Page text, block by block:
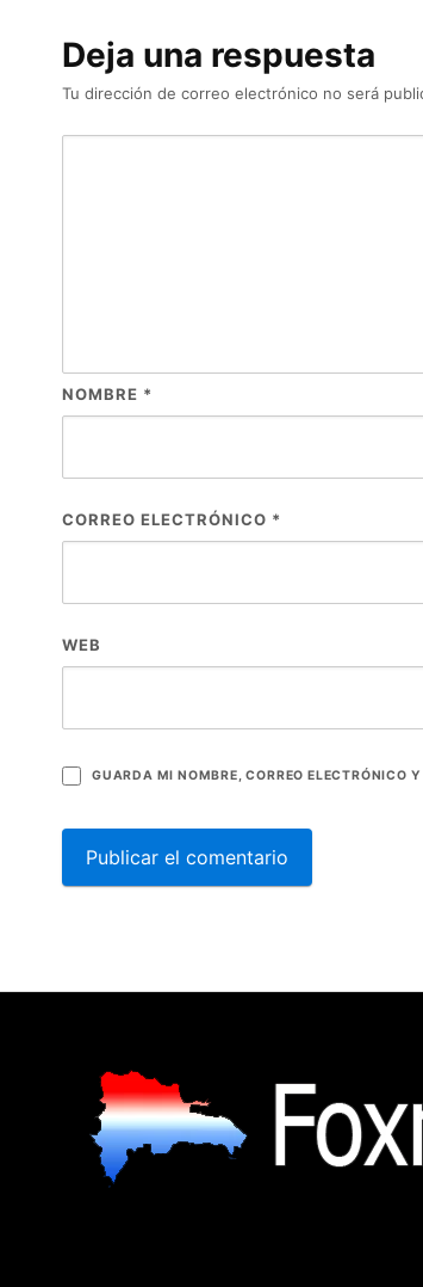
Deja una respuesta
Tu dirección de correo electrónico no será
NOMBRE *
CORREO ELECTRÓNICO *
WEB
GUARDA MI NOMBRE, CORREO ELECTRÓNICO